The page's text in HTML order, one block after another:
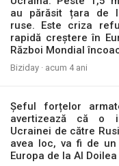
au părăsit țara de
ruse. Este criza
rapidă creștere în
Război Mondial
Biziday · acum 4 ani
Șeful forțelor
avertizează că o
Ucrainei de către
avea loc, va fi de un
Europa de la Al